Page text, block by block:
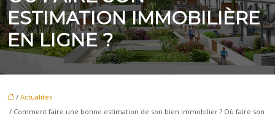
ESTIMATION IMMOBILIÈRE
EN LIGNE ?
/ Actualités
/ Comment faire une bonne estimation de son bien immobilier ? Où faire son